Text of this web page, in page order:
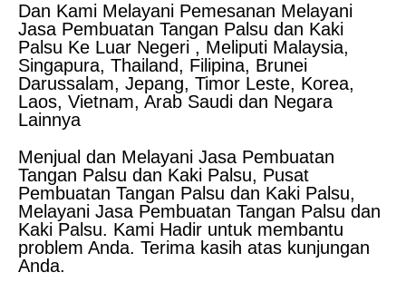
Dan Kami Melayani Pemesanan Melayani
Jasa Pembuatan Tangan Palsu dan Kaki
Palsu Ke Luar Negeri , Meliputi Malaysia,
Singapura, Thailand, Filipina, Brunei
Darussalam, Jepang, Timor Leste, Korea,
Laos, Vietnam, Arab Saudi dan Negara
Lainnya
Menjual dan Melayani Jasa Pembuatan
Tangan Palsu dan Kaki Palsu, Pusat
Pembuatan Tangan Palsu dan Kaki Palsu,
Melayani Jasa Pembuatan Tangan Palsu dan
Kaki Palsu. Kami Hadir untuk membantu
problem Anda. Terima kasih atas kunjungan
Anda.